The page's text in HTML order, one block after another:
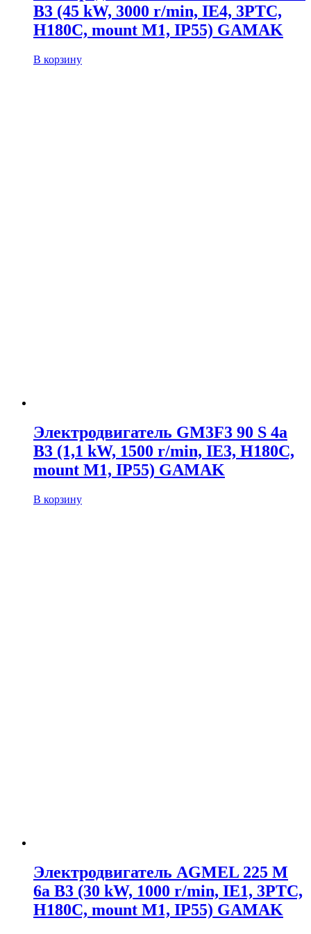
B3 (45 kW, 3000 r/min, IE4, 3PTC,
H180C, mount M1, IP55) GAMAK
В корзину
Электродвигатель GM3F3 90 S 4a
B3 (1,1 kW, 1500 r/min, IE3, H180C,
mount M1, IP55) GAMAK
В корзину
Электродвигатель AGMEL 225 M
6a B3 (30 kW, 1000 r/min, IE1, 3PTC,
H180C, mount M1, IP55) GAMAK